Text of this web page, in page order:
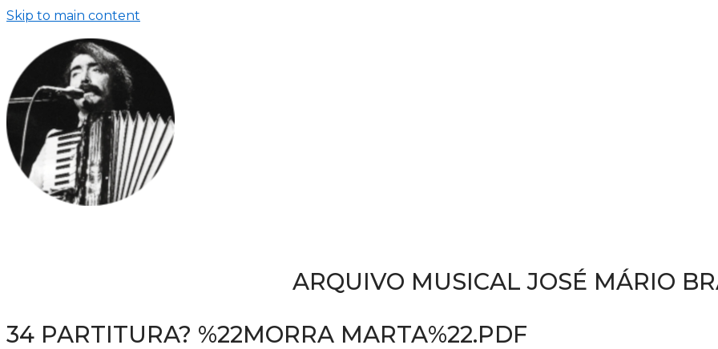
Skip to main content
ARQUIVO MUSICAL JOSÉ MÁRIO
34 PARTITURA? %22MORRA MARTA%22.PDF